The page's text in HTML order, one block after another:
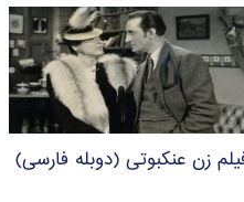
زن عنکبوتی (دوبله فارسی)